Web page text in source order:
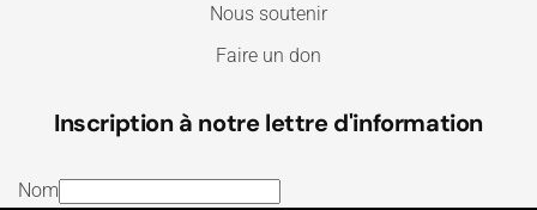
Nous soutenir
Faire un don
Inscription à notre lettre d'information
Nom